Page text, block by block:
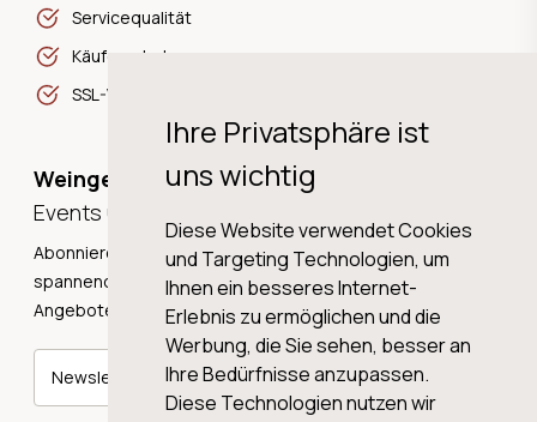
Ihre Privatsphäre ist
uns wichtig
Diese Website verwendet Cookies
und Targeting Technologien, um
Ihnen ein besseres Internet-
Erlebnis zu ermöglichen und die
Werbung, die Sie sehen, besser an
Ihre Bedürfnisse anzupassen.
Diese Technologien nutzen wir
Servicequalität
Käuferschutz
SSL-Verschlüsselung
Weingeschichten,
Events und Neuigkeiten!
Abonnieren Sie unseren Newsletter und erhalten Sie
spannende Weingeschichten, Neuigkeiten und tolle
Angebote direkt in Ihre Mailbox.
Newsletter abonnieren